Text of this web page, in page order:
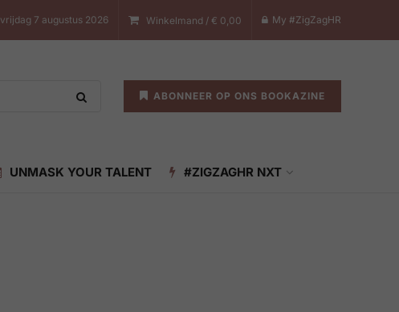
vrijdag 7 augustus 2026 Winkelmand / € 0,00 My #ZigZagHR
ABONNEER OP ONS BOOKAZINE
UNMASK YOUR TALENT #ZIGZAGHR NXT